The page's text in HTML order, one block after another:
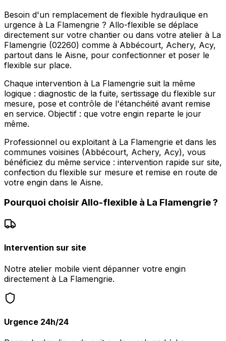
Besoin d'un remplacement de flexible hydraulique en
urgence à La Flamengrie ? Allo-flexible se déplace
directement sur votre chantier ou dans votre atelier à La
Flamengrie (02260) comme à Abbécourt, Achery, Acy,
partout dans le Aisne, pour confectionner et poser le
flexible sur place.
Chaque intervention à La Flamengrie suit la même
logique : diagnostic de la fuite, sertissage du flexible sur
mesure, pose et contrôle de l'étanchéité avant remise
en service. Objectif : que votre engin reparte le jour
même.
Professionnel ou exploitant à La Flamengrie et dans les
communes voisines (Abbécourt, Achery, Acy), vous
bénéficiez du même service : intervention rapide sur site,
confection du flexible sur mesure et remise en route de
votre engin dans le Aisne.
Pourquoi choisir Allo-flexible à La Flamengrie?
Intervention sur site
Notre atelier mobile vient dépanner votre engin
directement à La Flamengrie.
Urgence 24h/24